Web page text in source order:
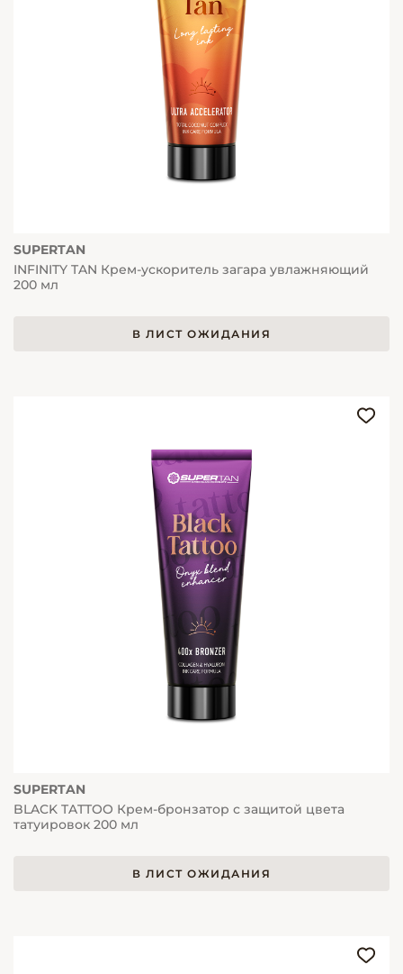
SUPERTAN
INFINITY TAN Крем-ускоритель загара увлажняющий
200 мл
В ЛИСТ ОЖИДАНИЯ
SUPERTAN
BLACK TATTOO Крем-бронзатор с защитой цвета
татуировок 200 мл
В ЛИСТ ОЖИДАНИЯ